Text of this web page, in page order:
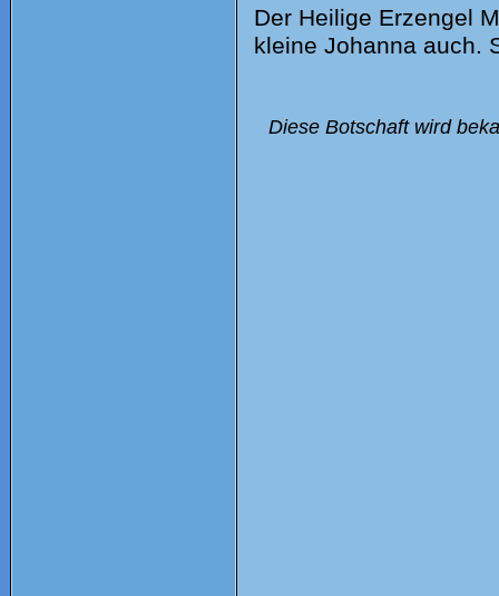
Der Heilige Erzengel
kleine Johanna auch.
Diese Botschaft wird